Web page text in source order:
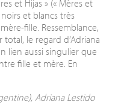
et Hijas » (« Mères et
et blancs très
fille. Ressemblance,
le regard d’Adriana
lien aussi singulier que
fille et mère. En
Adriana Lestido